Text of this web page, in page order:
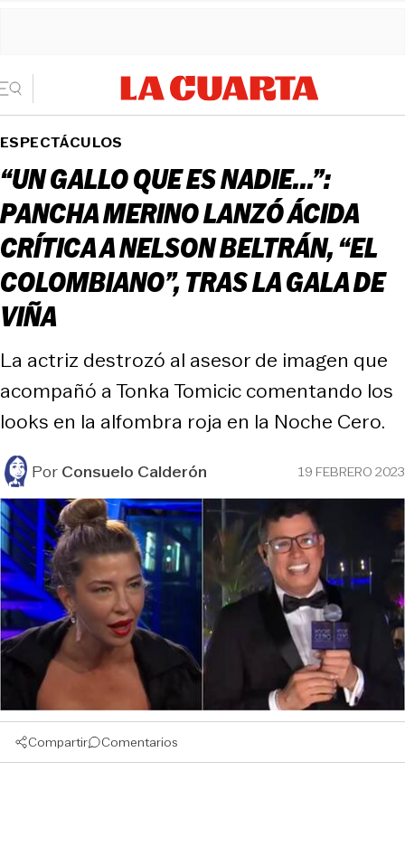
ESPECTÁCULOS
“UN GALLO QUE ES NADIE...”:
PANCHA MERINO LANZÓ ÁCIDA
CRÍTICA A NELSON BELTRÁN, “EL
COLOMBIANO”, TRAS LA GALA DE
VIÑA
La actriz destrozó al asesor de imagen que
acompañó a Tonka Tomicic comentando los
looks en la alfombra roja en la Noche Cero.
PorConsuelo Calderón 19 FEBRERO 2023
Compartir Comentarios